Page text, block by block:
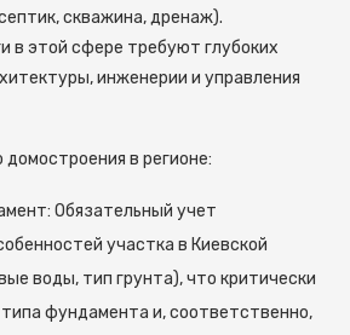
скважина, дренаж).
в этой сфере требуют глубоких
инженерии и управления
в регионе:
Обязательный учет
участка в Киевской
воды, тип грунта), что критически
фундамента и, соответственно,